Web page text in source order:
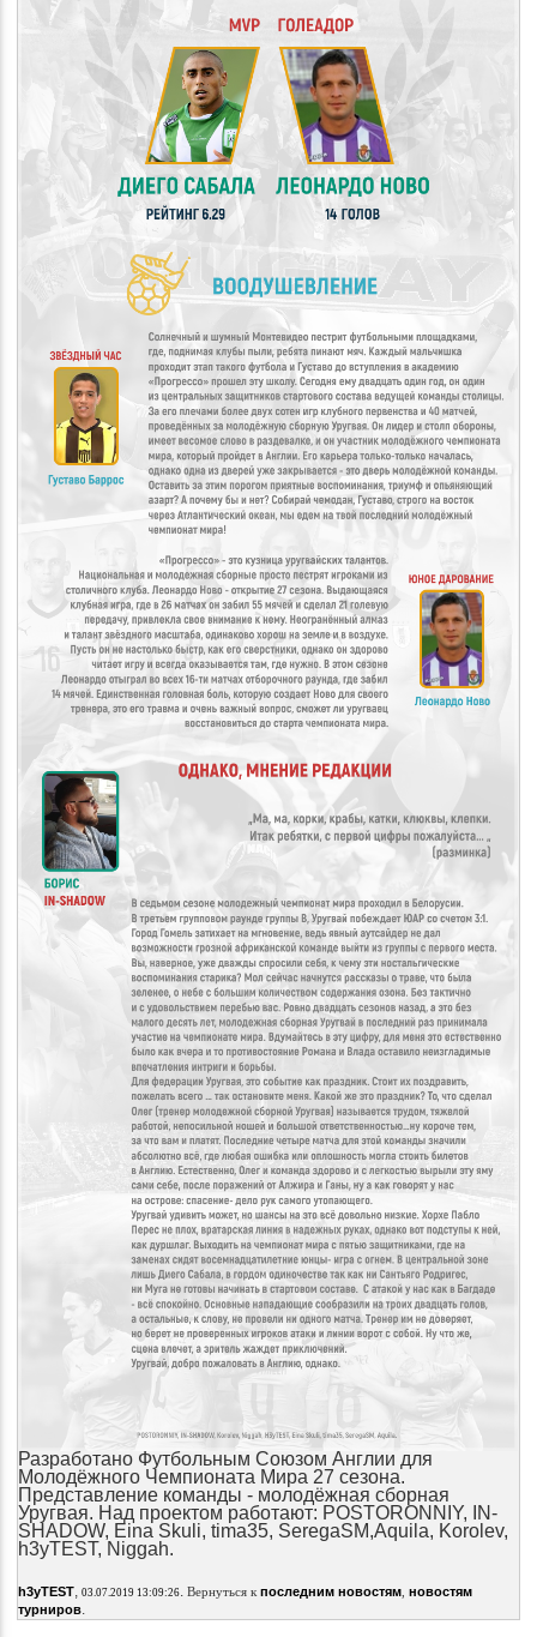
Разработано Футбольным Союзом Англии для
Молодёжного Чемпионата Мира 27 сезона.
Представление команды - молодёжная сборная
Уругвая. Над проектом работают: POSTORONNIY, IN-
SHADOW, Eina Skuli, tima35, SeregaSM,Aquila, Korolev,
h3yTEST, Niggah.
h3yTEST, 03.07.2019 13:09:26. Вернуться к последним новостям, новостям
турниров.